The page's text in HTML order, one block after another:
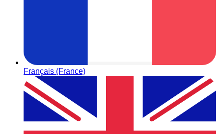
Français (France)